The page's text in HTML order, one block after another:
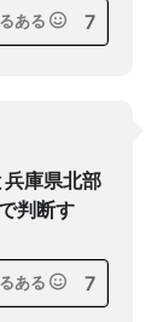
ある 7
庫県北部
判断す
ある 7